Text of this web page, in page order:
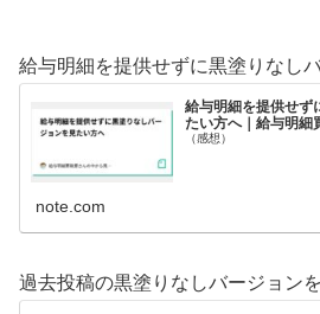
給与明細を提供せずに黒塗りなし
給与明細を提供せず
たい方へ｜給与明細
（感想）
note.com
過去投稿の黒塗りなしバージョン